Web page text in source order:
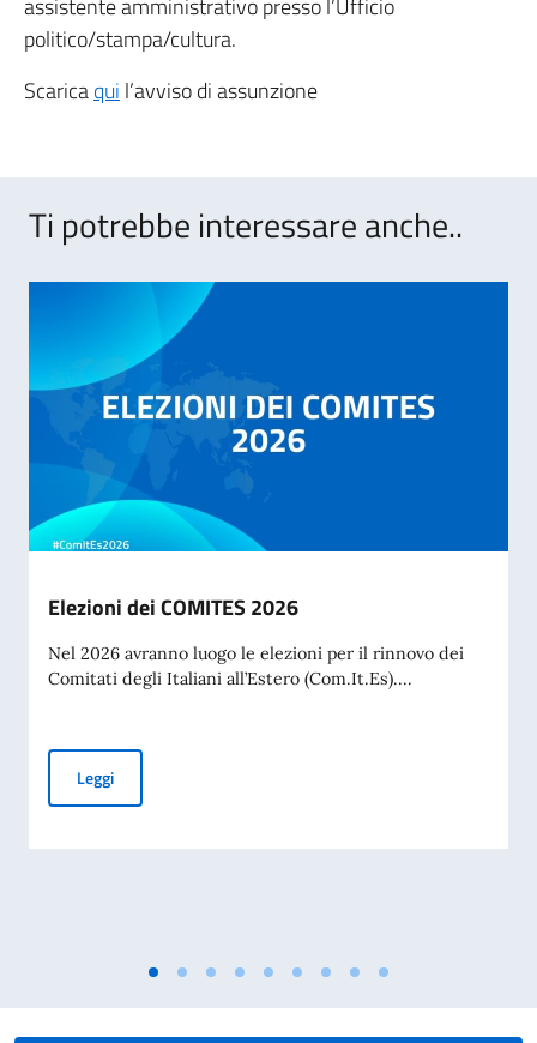
assistente amministrativo presso l’Ufficio
politico/stampa/cultura.
Scaricaqui l’avviso di assunzione
Ti potrebbe interessare anche..
Elezioni dei COMITES 2026
Nel 2026 avranno luogo le elezioni per il rinnovo dei
Comitati degli Italiani all’Estero (Com.It.Es)....
LeggiElezioni dei COMITES 2026